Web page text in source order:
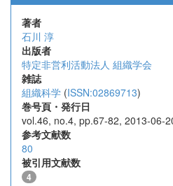
著者
石川 淳
出版者
特定非営利活動法人 組織学会
雑誌
組織科学 (ISSN:02869713)
巻号頁・発行日
vol.46, no.4, pp.67-82, 2013-06-
参考文献数
80
被引用文献数
4